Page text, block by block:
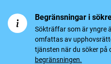
Begränsningar i
Sökträffar som är yngre
omfattas av
tjänsten när du söker på
begränsningen.